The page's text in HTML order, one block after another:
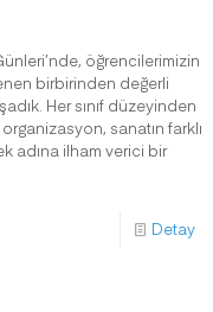
öğrencilerimizin
birbirinden değerli
Her sınıf düzeyinden
sanatın farklı
adına ilham verici bir
Detay